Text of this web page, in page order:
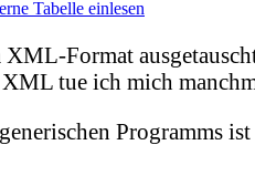
Format
tue ich mich
Programms